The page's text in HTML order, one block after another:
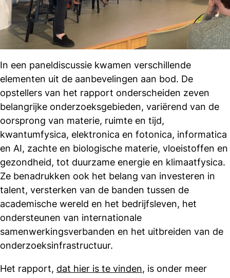
In een paneldiscussie kwamen verschillende
elementen uit de aanbevelingen aan bod. De
opstellers van het rapport onderscheiden zeven
belangrijke onderzoeksgebieden, variërend van de
oorsprong van materie, ruimte en tijd,
kwantumfysica, elektronica en fotonica, informatica
en AI, zachte en biologische materie, vloeistoffen en
gezondheid, tot duurzame energie en klimaatfysica.
Ze benadrukken ook het belang van investeren in
talent, versterken van de banden tussen de
academische wereld en het bedrijfsleven, het
ondersteunen van internationale
samenwerkingsverbanden en het uitbreiden van de
onderzoeksinfrastructuur.
Het rapport, dat hier is te vinden, is onder meer